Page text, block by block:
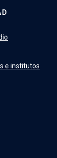
e institutos